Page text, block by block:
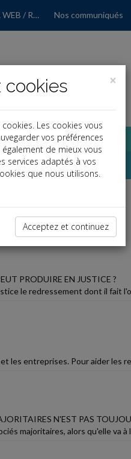
QUADRA WEB / RGPD Nos communiqués
PRODUIRE EN JUSTICE ?
le redressement dont il fait
les entreprises. Pour aider les
N'EST PAS
majoritaires, alors qu'elle va
×
cookies
Les cookies vous
vos préférences
de mieux vous
services adaptés à vos
que nous utilisons.
Acceptez et continuez